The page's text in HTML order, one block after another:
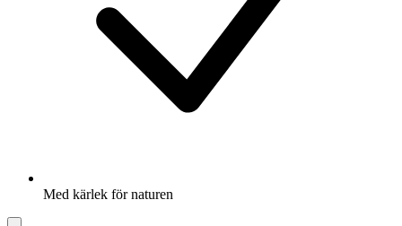
Med kärlek för naturen